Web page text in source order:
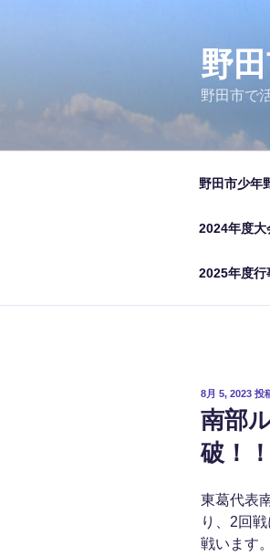
野
野田市で
野田市少年
2024年度大
2025年度行
投
日:
8月 5, 2023 投
南部
破！！
東葛代表
り、2回
戦います